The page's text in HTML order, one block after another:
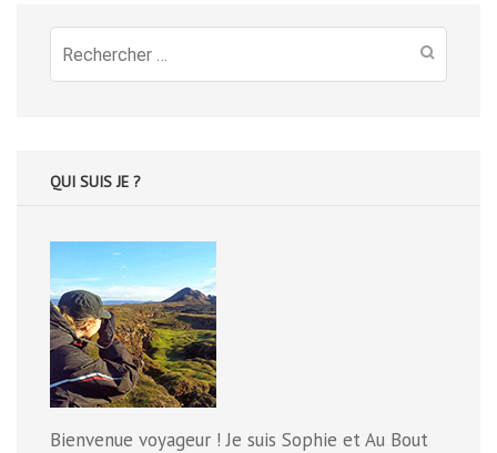
Recherche
pour
QUI SUIS JE ?
Bienvenue voyageur ! Je suis Sophie et Au Bout